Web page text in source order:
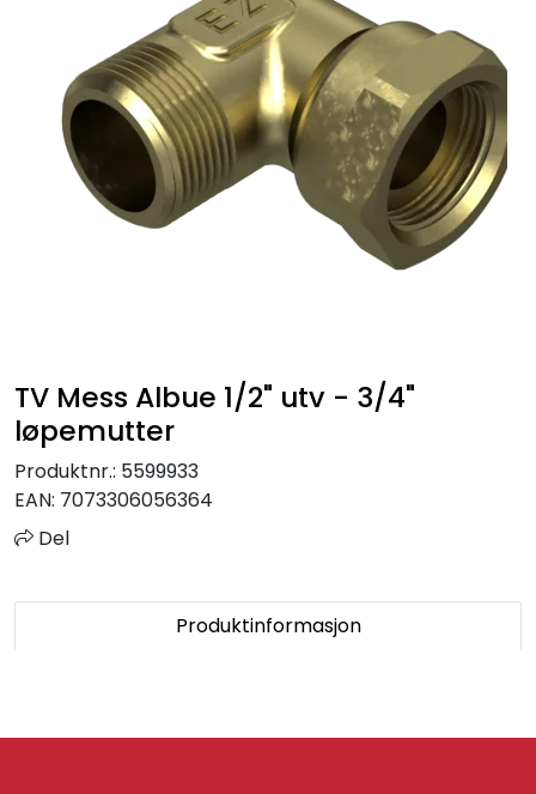
TV Mess Albue 1/2" utv - 3/4"
løpemutter
Produktnr.: 5599933
EAN: 7073306056364
Del
Produktinformasjon
Rørsystemer
Snøsmelt
Sprinkler
Vannbehandling
Varmeanlegg
Outlet